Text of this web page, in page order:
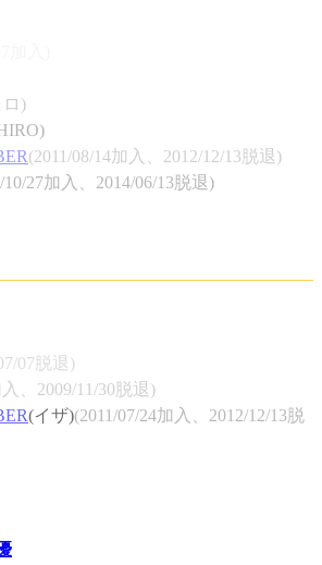
ロ)
(2011/08/14加入、2012/12/13脱退)
10/27加入、2014/06/13脱退)
07脱退)
、2009/11/30脱退)
(イザ)(2011/07/24加入、2012/12/13脱